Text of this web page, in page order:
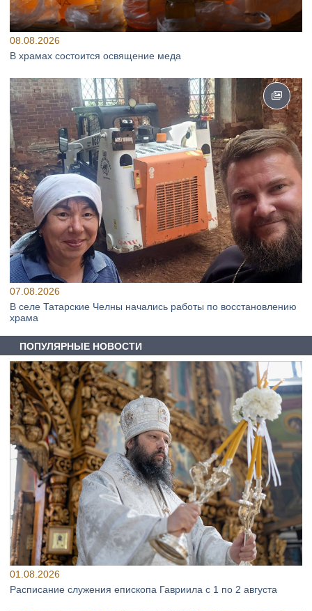
08.08.2026
В храмах состоится освящение меда
07.08.2026
В селе Татарские Челны начались работы по восстановлению
храма
ПОПУЛЯРНЫЕ НОВОСТИ
01.08.2026
Расписание служения епископа Гавриила с 1 по 2 августа